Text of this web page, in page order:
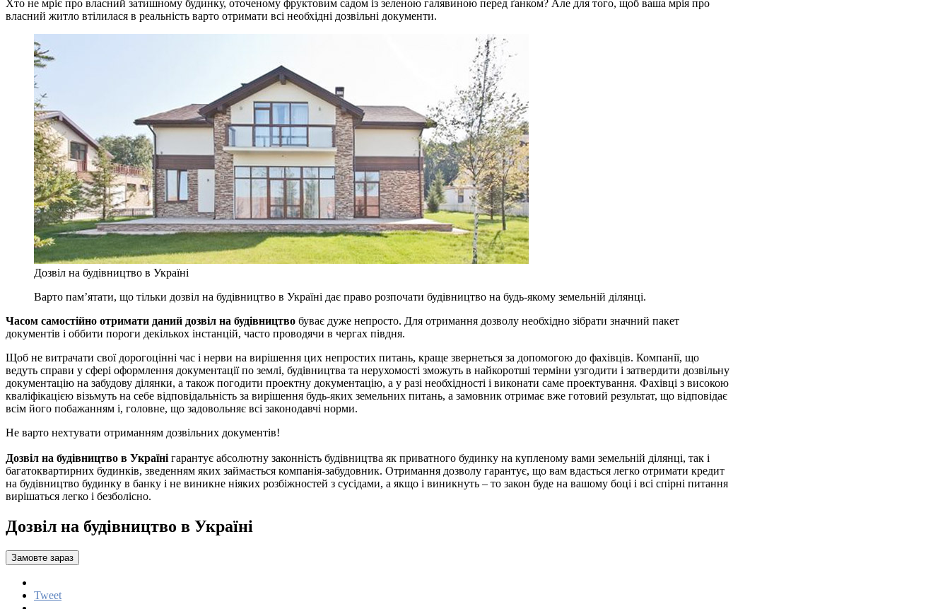
Хто не мріє про власний затишному будинку, оточеному фруктовим садом із зеленою галявиною перед ґанком? Але для того, щоб ваша мрія про
власний житло втілилася в реальність варто отримати всі необхідні дозвільні документи.
Дозвіл на будівництво в Україні
Варто пам’ятати, що тільки дозвіл на будівництво в Україні дає право розпочати будівництво на будь-якому земельній ділянці.
Часом самостійно отримати даний дозвіл на будівництво буває дуже непросто. Для отримання дозволу необхідно зібрати значний пакет
документів і оббити пороги декількох інстанцій, часто проводячи в чергах півдня.
Щоб не витрачати свої дорогоцінні час і нерви на вирішення цих непростих питань, краще звернеться за допомогою до фахівців. Компанії, що
ведуть справи у сфері оформлення документації по землі, будівництва та нерухомості зможуть в найкоротші терміни узгодити і затвердити дозвільну
документацію на забудову ділянки, а також погодити проектну документацію, а у разі необхідності і виконати саме проектування. Фахівці з високою
кваліфікацією візьмуть на себе відповідальність за вирішення будь-яких земельних питань, а замовник отримає вже готовий результат, що відповідає
всім його побажанням і, головне, що задовольняє всі законодавчі норми.
Не варто нехтувати отриманням дозвільних документів!
Дозвіл на будівництво в Україні гарантує абсолютну законність будівництва як приватного будинку на купленому вами земельній ділянці, так і
багатоквартирних будинків, зведенням яких займається компанія-забудовник. Отримання дозволу гарантує, що вам вдасться легко отримати кредит
на будівництво будинку в банку і не виникне ніяких розбіжностей з сусідами, а якщо і виникнуть – то закон буде на вашому боці і всі спірні питання
вирішаться легко і безболісно.
Дозвіл на будівництво в Україні
Замовте зараз
Tweet